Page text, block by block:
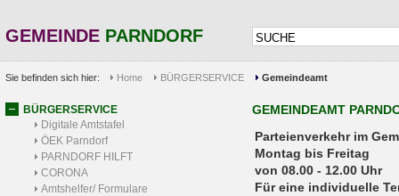
GEMEINDE PARNDORF
Sie befinden sich hier: Home BÜRGERSERVICE Gemeindeamt
BÜRGERSERVICE
Digitale Amtstafel
ÖEK Parndorf
PARNDORF HILFT
CORONA
Amtshelfer/ Formulare
GEMEINDEAMT
Parteienverkehr
Montag bis Freitag
von 08.00 - 12.00 Uhr
Für eine individuelle